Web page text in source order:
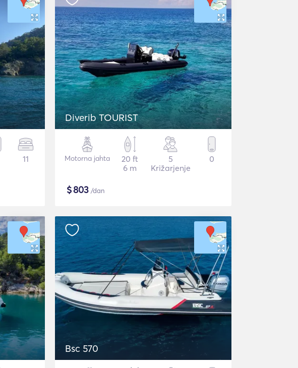
11
Diverib TOURIST
Motorna jahta
20 ft
6 m
5
Križarjenje
0
$803 /dan
Bsc 570